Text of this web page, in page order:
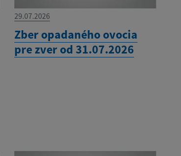
29.07.2026
Zber opadaného ovocia
pre zver od 31.07.2026